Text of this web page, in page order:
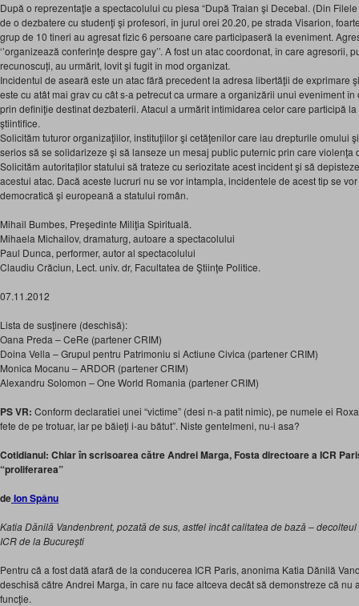
După o reprezentaţie a spectacolului cu piesa “După Traian şi Decebal. (Din
de o dezbatere cu studenţi şi profesori, în jurul orei 20.20, pe strada Visarion,
grup de 10 tineri au agresat fizic 6 persoane care participaseră la eveniment.
‘’organizează conferinţe despre gay’’. A fost un atac coordonat, în care agresorii,
recunoscuți, au urmărit, lovit şi fugit în mod organizat.
Incidentul de aseară este un atac fără precedent la adresa libertăţii de exprimare
este cu atât mai grav cu cât s-a petrecut ca urmare a organizării unui eveniment
prin definiţie destinat dezbaterii. Atacul a urmărit intimidarea celor care participă
ştiintifice.
Solicităm tuturor organizaţiilor, instituţiilor şi cetăţenilor care iau drepturile omului
serios să se solidarizeze şi să lanseze un mesaj public puternic prin care violenţa
Solicităm autoritaților statului să trateze cu seriozitate acest incident şi să
acestui atac. Dacă aceste lucruri nu se vor intampla, incidentele de acest tip se
democratică şi europeană a statului român.
Mihail Bumbes, Preşedinte Miliţia Spirituală.
Mihaela Michailov, dramaturg, autoare a spectacolului
Paul Dunca, performer, autor al spectacolului
Claudiu Crăciun, Lect. univ. dr, Facultatea de Ştiinţe Politice.
07.11.2012
Lista de susţinere (deschisă):
Oana Preda – CeRe (partener CRIM)
Doina Vella – Grupul pentru Patrimoniu si Actiune Civica (partener CRIM)
Monica Mocanu – ARDOR (partener CRIM)
Alexandru Solomon – One World Romania (partener CRIM)
PS VR: Conform declaratiei unei “victime” (desi n-a patit nimic), pe numele ei
fete de pe trotuar, iar pe băieţi i-au bătut”. Niste gentelmeni, nu-i asa?
Cotidianul: Chiar în scrisoarea către Andrei Marga, Fosta directoare a ICR
“proliferarea”
deIon Spânu
Katia Dănilă Vandenbrent, pozată de sus, astfel încât calitatea de bază –
ICR de la Bucureşti
Pentru că a fost dată afară de la conducerea ICR Paris, anonima Katia Dănilă
deschisă către Andrei Marga, în care nu face altceva decât să demonstreze că nu
funcţie.